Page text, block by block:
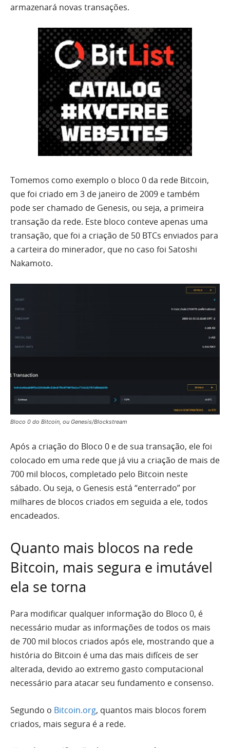
armazenará novas transações.
Tomemos como exemplo o bloco 0 da rede Bitcoin,
que foi criado em 3 de janeiro de 2009 e também
pode ser chamado de Genesis, ou seja, a primeira
transação da rede. Este bloco conteve apenas uma
transação, que foi a criação de 50 BTCs enviados para
a carteira do minerador, que no caso foi Satoshi
Nakamoto.
Bloco 0 do Bitcoin, ou Genesis/Blockstream
Após a criação do Bloco 0 e de sua transação, ele foi
colocado em uma rede que já viu a criação de mais de
700 mil blocos, completado pelo Bitcoin neste
sábado. Ou seja, o Genesis está “enterrado” por
milhares de blocos criados em seguida a ele, todos
encadeados.
Quanto mais blocos na rede
Bitcoin, mais segura e imutável
ela se torna
Para modificar qualquer informação do Bloco 0, é
necessário mudar as informações de todos os mais
de 700 mil blocos criados após ele, mostrando que a
história do Bitcoin é uma das mais difíceis de ser
alterada, devido ao extremo gasto computacional
necessário para atacar seu fundamento e consenso.
Segundo o Bitcoin.org, quantos mais blocos forem
criados, mais segura é a rede.